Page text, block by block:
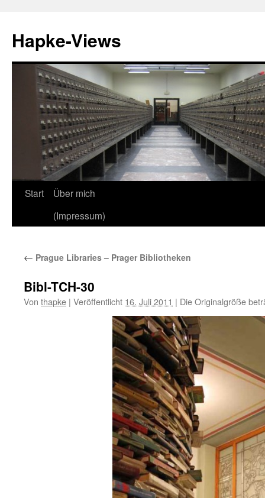
springen
Hapke-Views
Start
Über mich
(Impressum)
← Prague Libraries – Prager Bibliotheken
Bibl-TCH-30
Von thapke | Veröffentlicht 16. Juli 2011 | Die Originalgröße